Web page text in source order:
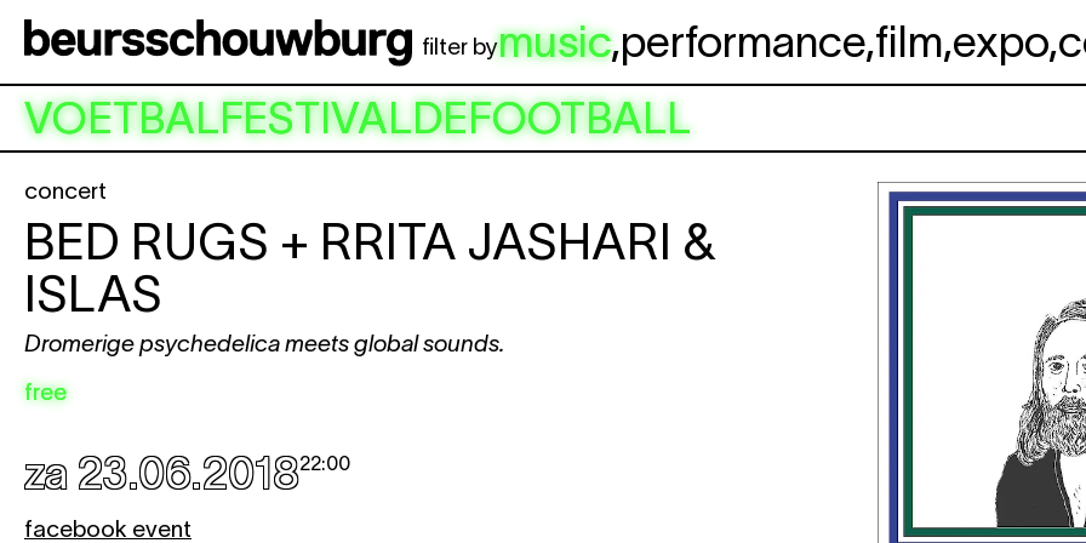
filter bymusic,performance,film,expo,
VOETBALFESTIVALDEFOOTBALL
concert
BED RUGS + RRITA JASHARI &
ISLAS
Dromerige psychedelica meets global sounds.
free
za 23.06.201822:00
facebook event